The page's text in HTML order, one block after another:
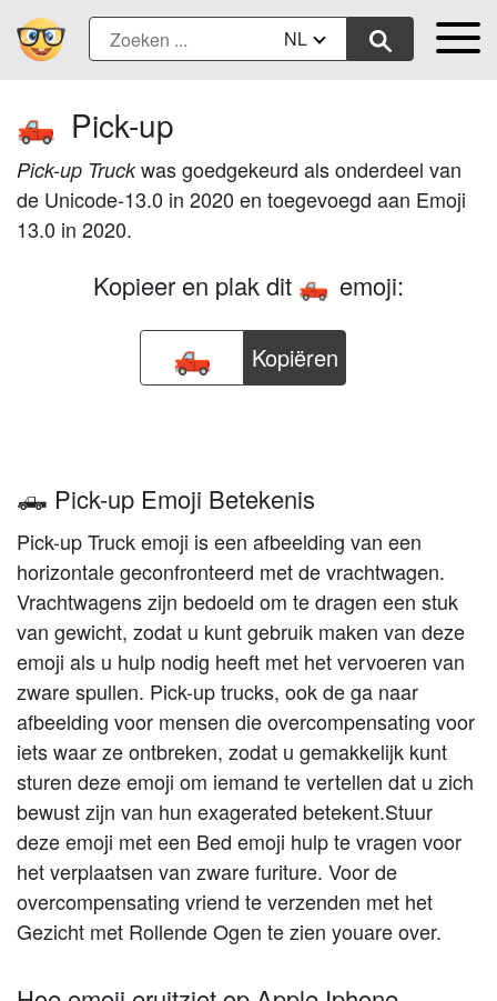
NL
🛻 Pick-up
Pick-up Truckwas goedgekeurd als onderdeel van
de Unicode-13.0 in 2020 en toegevoegd aan Emoji
13.0 in 2020.
Kopieer en plak dit 🛻 emoji:
Kopiëren
🛻 Pick-up Emoji Betekenis
Pick-up Truck emoji is een afbeelding van een
horizontale geconfronteerd met de vrachtwagen.
Vrachtwagens zijn bedoeld om te dragen een stuk
van gewicht, zodat u kunt gebruik maken van deze
emoji als u hulp nodig heeft met het vervoeren van
zware spullen. Pick-up trucks, ook de ga naar
afbeelding voor mensen die overcompensating voor
iets waar ze ontbreken, zodat u gemakkelijk kunt
sturen deze emoji om iemand te vertellen dat u zich
bewust zijn van hun exagerated betekent.Stuur
deze emoji met een Bed emoji hulp te vragen voor
het verplaatsen van zware furiture. Voor de
overcompensating vriend te verzenden met het
Gezicht met Rollende Ogen te zien youare over.